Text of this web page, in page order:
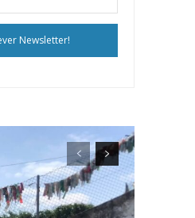
Newsletter!